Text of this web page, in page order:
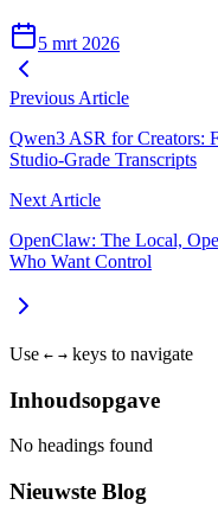
5 mrt 2026
Previous Article
Qwen3 ASR for Creators:
Studio‑Grade Transcripts
Next Article
OpenClaw: The Local,
Who Want Control
Use ← → keys to navigate
Inhoudsopgave
No headings found
Nieuwste Blog